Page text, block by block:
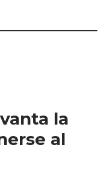
la
al